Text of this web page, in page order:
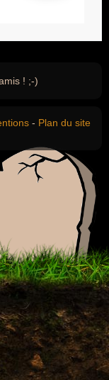
! ;-)
- Plan du site